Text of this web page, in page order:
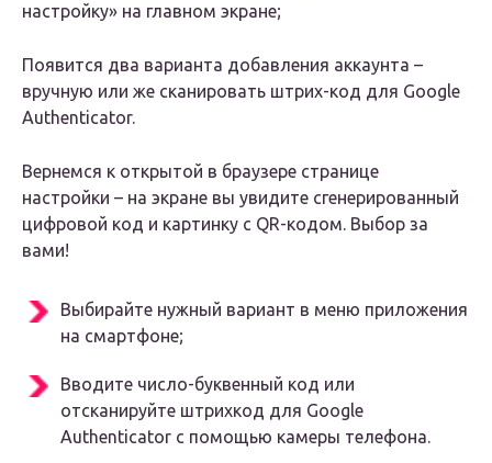
настройку» на главном экране;
Появится два варианта добавления аккаунта –
вручную или же сканировать штрих-код для Google
Authenticator.
Вернемся к открытой в браузере странице
настройки – на экране вы увидите сгенерированный
цифровой код и картинку с QR-кодом. Выбор за
вами!
Выбирайте нужный вариант в меню приложения
на смартфоне;
Вводите число-буквенный код или
отсканируйте штрихкод для Google
Authenticator с помощью камеры телефона.